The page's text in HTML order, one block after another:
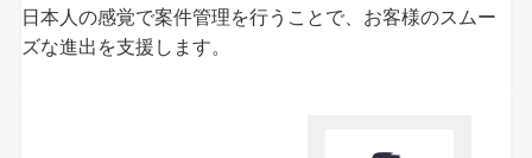
日本人の感覚で案件管理を行うことで、お客様のスムー
ズな進出を支援します。